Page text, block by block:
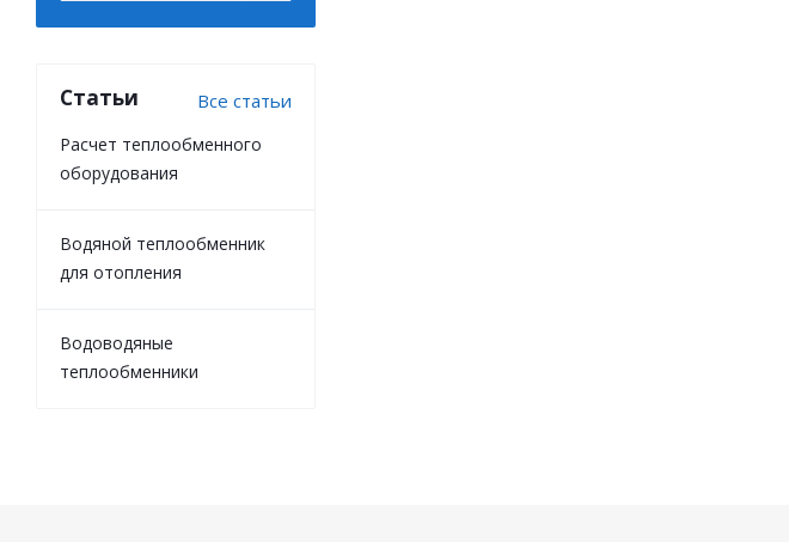
Статьи Все статьи
Расчет теплообменного
оборудования
Водяной теплообменник
для отопления
Водоводяные
теплообменники